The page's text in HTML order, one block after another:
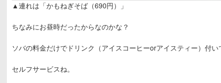
▲連れは「かもねぎそば（690円）」
ちなみにお昼時だったからなのかな？
ソバの料金だけでドリンク（アイスコーヒーorアイスティー）付
セルフサービスね。